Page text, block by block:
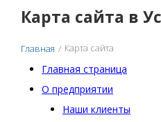
Карта сайта в
Главная / Карта сайта
Главная страница
О предприятии
Наши клиенты